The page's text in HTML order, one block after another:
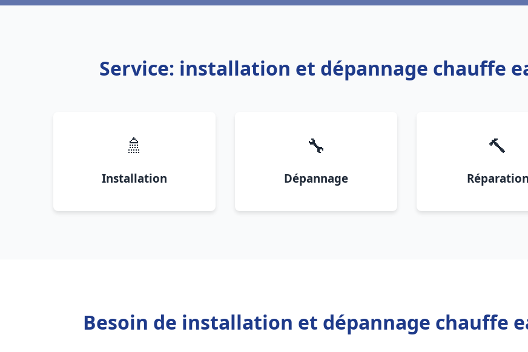
Service: installation et dépannage chauffe
🚿
Installation
🔧
Dépannage
🔨
Réparation
Besoin de installation et dépannage chauffe